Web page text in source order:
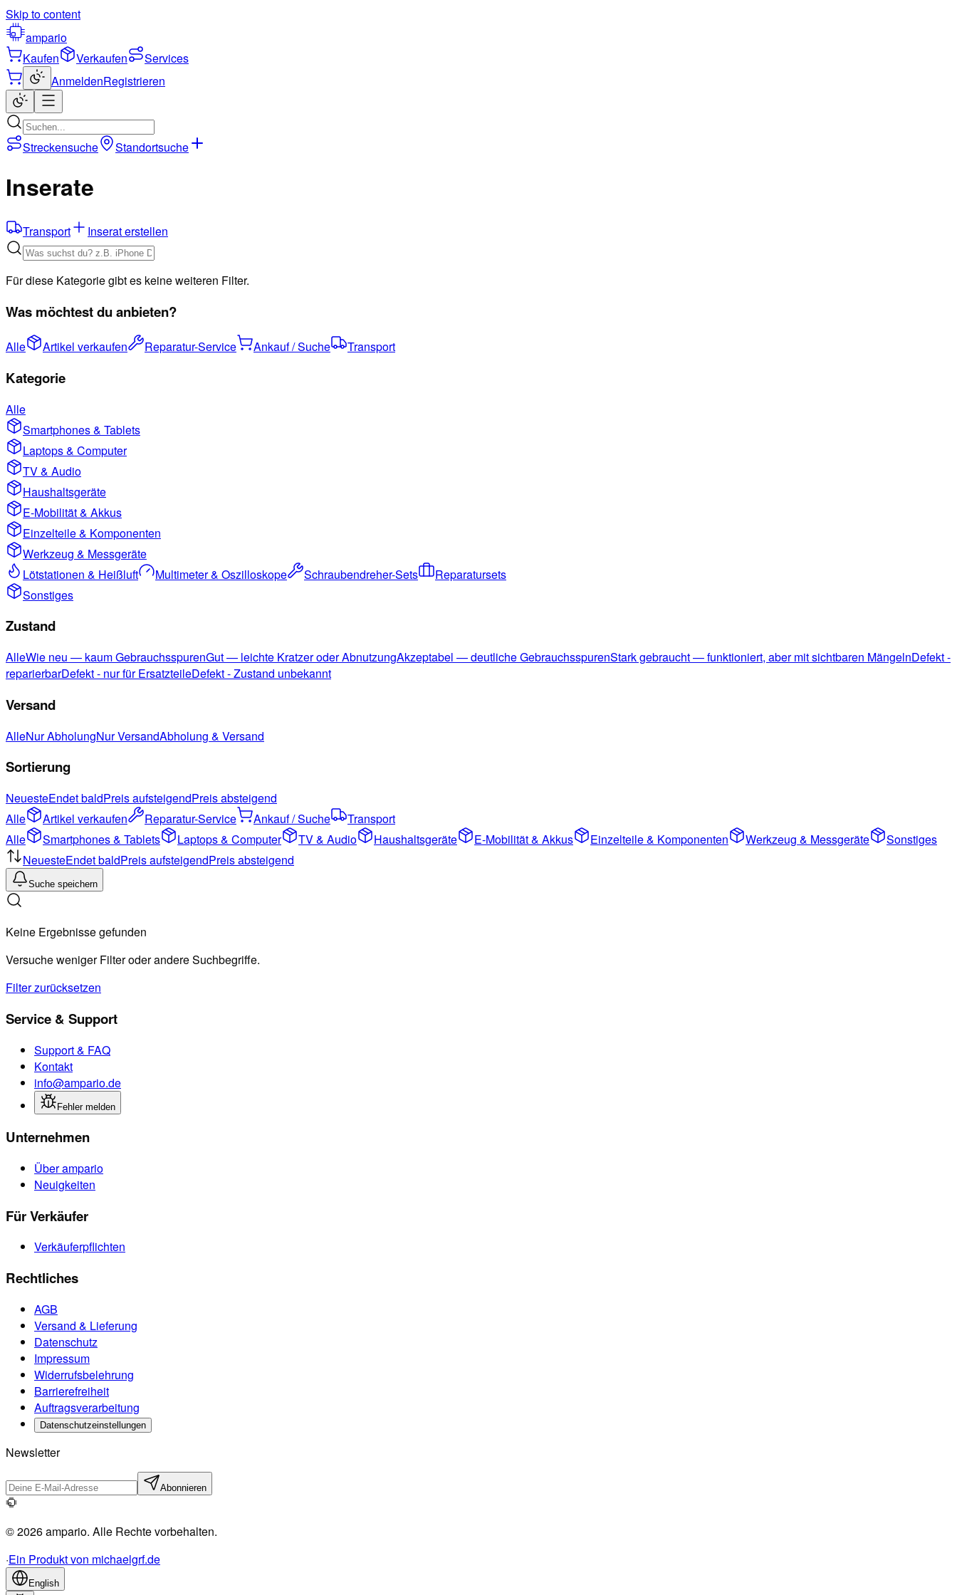
Skip to content
ampario
Kaufen
Verkaufen
Services
AnmeldenRegistrieren
Streckensuche Standortsuche
Inserate
Transport Inserat erstellen
Für diese Kategorie gibt es keine weiteren Filter.
Was möchtest du anbieten?
Alle Artikel verkaufen Reparatur-Service Ankauf / Suche Transport
Kategorie
Alle
Smartphones & Tablets
Laptops & Computer
TV & Audio
Haushaltsgeräte
E-Mobilität & Akkus
Einzelteile & Komponenten
Werkzeug & Messgeräte
Lötstationen & Heißluft
Multimeter & Oszilloskope Schraubendreher-Sets
Reparatursets
Sonstiges
Zustand
AlleWie neu — kaum GebrauchsspurenGut — leichte Kratzer oder AbnutzungAkzeptabel — deutliche GebrauchsspurenStark gebraucht — funktioniert, aber mit sichtbaren MängelnDefekt -
reparierbarDefekt - nur für ErsatzteileDefekt - Zustand unbekannt
Versand
AlleNur AbholungNur VersandAbholung & Versand
Sortierung
NeuesteEndet baldPreis aufsteigendPreis absteigend
Alle
Artikel verkaufen Reparatur-Service Ankauf / Suche
Transport
Alle
Smartphones & Tablets Laptops & Computer TV & Audio Haushaltsgeräte E-Mobilität & Akkus Einzelteile & Komponenten Werkzeug & Messgeräte
Sonstiges
NeuesteEndet baldPreis aufsteigendPreis absteigend
Suche speichern
Keine Ergebnisse gefunden
Versuche weniger Filter oder andere Suchbegriffe.
Filter zurücksetzen
Service & Support
Support & FAQ
Kontakt
info@ampario.de
Fehler melden
Unternehmen
Über ampario
Neuigkeiten
Für Verkäufer
Verkäuferpflichten
Rechtliches
AGB
Versand & Lieferung
Datenschutz
Impressum
Widerrufsbelehrung
Barrierefreiheit
Auftragsverarbeitung
Datenschutzeinstellungen
Newsletter
Abonnieren
© 2026 ampario. Alle Rechte vorbehalten.
·Ein Produkt von michaelgrf.de
English